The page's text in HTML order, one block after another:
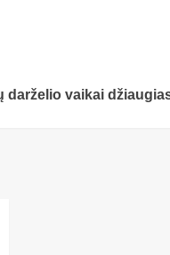
darželio vaikai